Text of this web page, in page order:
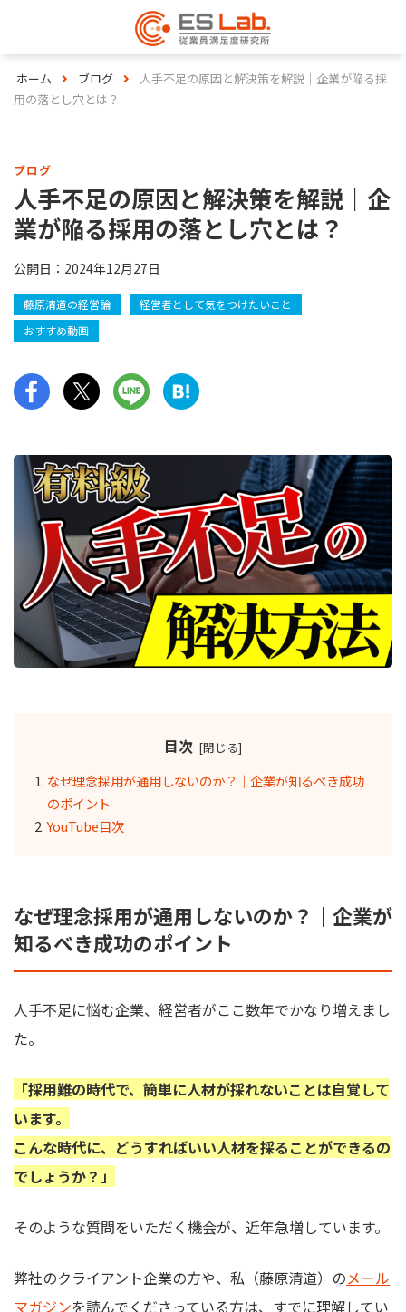
ホーム ブログ
人手不足の原因と解決策を解説｜企業が陥る採
用の落とし穴とは？
ブログ
人手不足の原因と解決策を解説｜企
業が陥る採用の落とし穴とは？
公開日： 2024年12月27日
藤原清道の経営論
経営者として気をつけたいこと
おすすめ動画
目次
なぜ理念採用が通用しないのか？｜企業が知るべき成功
のポイント
YouTube目次
なぜ理念採用が通用しないのか？｜企業が
知るべき成功のポイント
人手不足に悩む企業、経営者がここ数年でかなり増えまし
た。
「採用難の時代で、簡単に人材が採れないことは自覚して
います。
こんな時代に、どうすればいい人材を採ることができるの
でしょうか？」
そのような質問をいただく機会が、近年急増しています。
弊社のクライアント企業の方や、私（藤原清道）のメール
マガジンを読んでくださっている方は、すでに理解してい